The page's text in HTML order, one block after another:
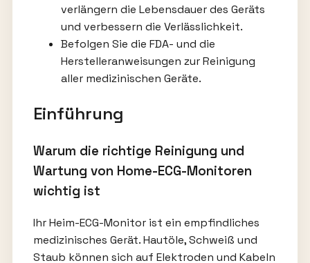
verlängern die Lebensdauer des Geräts
und verbessern die Verlässlichkeit.
Befolgen Sie die FDA- und die
Herstelleranweisungen zur Reinigung
aller medizinischen Geräte.
Einführung
Warum die richtige Reinigung und
Wartung von Home-ECG-Monitoren
wichtig ist
Ihr Heim-ECG-Monitor ist ein empfindliches
medizinisches Gerät. Hautöle, Schweiß und
Staub können sich auf Elektroden und Kabeln